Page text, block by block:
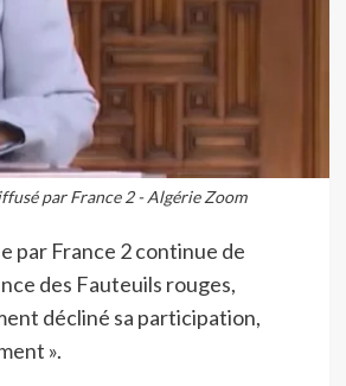
par France 2 - Algérie Zoom
par France 2 continue de
des Fauteuils rouges,
décliné sa participation,
».